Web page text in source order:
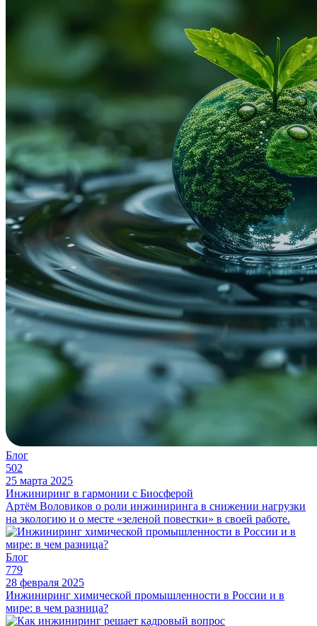
Блог
502
25 марта 2025
Инжиниринг в гармонии с Биосферой
Артём Воловиков о роли инжиниринга в снижении нагрузки
на экологию и о месте «зеленой повестки» в своей работе.
Блог
779
28 февраля 2025
Инжиниринг химической промышленности в России и в
мире: в чем разница?